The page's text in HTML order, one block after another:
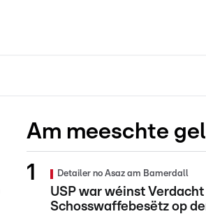
Am meeschte
Detailer no Asaz am Bamerdall
USP war wéinst Verdacht
Schosswaffebesëtz op